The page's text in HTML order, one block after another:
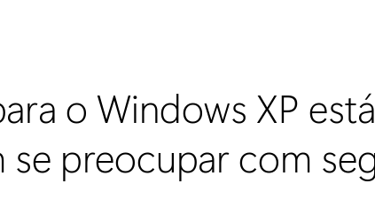
o Windows XP
se preocupar com